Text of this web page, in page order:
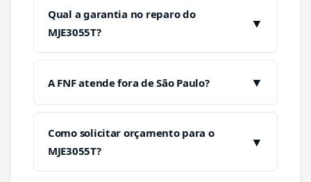
Qual a garantia no reparo do
MJE3055T?
▼
A FNF atende fora de São Paulo? ▼
Como solicitar orçamento para o
MJE3055T?
▼